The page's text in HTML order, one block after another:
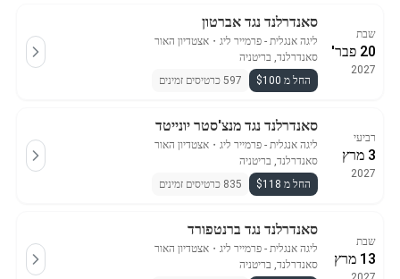
שבת
20 פבר'
2027
סאנדרלנד נגד אברטון
ליגה אנגלית - פרמייר ליג ・ אצטדיון האור
סאנדרלנד, בריטניה
החל מ $100
597 כרטיסים זמינים
רביעי
3 מרץ
2027
סאנדרלנד נגד מנצ'סטר יונייטד
ליגה אנגלית - פרמייר ליג ・ אצטדיון האור
סאנדרלנד, בריטניה
החל מ $118
835 כרטיסים זמינים
שבת
13 מרץ
סאנדרלנד נגד ברנטפורד
ליגה אנגלית - פרמייר ליג ・ אצטדיון האור
סאנדרלנד, בריטניה